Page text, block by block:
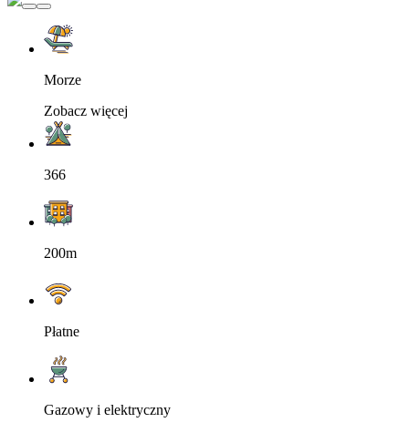
Morze
Zobacz więcej
366
200m
Płatne
Gazowy i elektryczny